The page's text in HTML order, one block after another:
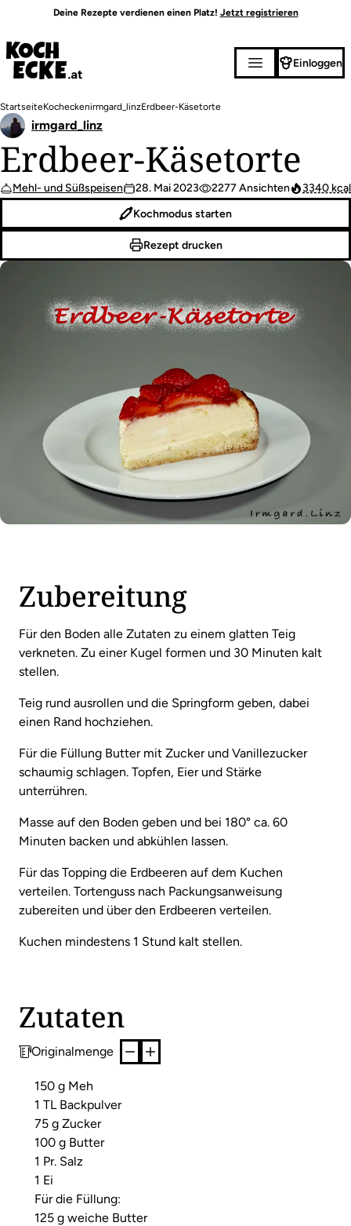
Inhalt
Deine Rezepte verdienen einen Platz! Jetzt registrieren
Einloggen
Pfadnavigation
StartseiteKocheckenirmgard_linzErdbeer-Käsetorte
Erdbeer-Käsetorte
Mehl- und Süßspeisen 28. Mai 2023 2277 Ansichten 3340 kcal
irmgard_linz
Kochmodus starten
Rezept drucken
Zubereitung
Für den Boden alle Zutaten zu einem glatten Teig
verkneten. Zu einer Kugel formen und 30 Minuten kalt
stellen.
Teig rund ausrollen und die Springform geben, dabei
einen Rand hochziehen.
Für die Füllung Butter mit Zucker und Vanillezucker
schaumig schlagen. Topfen, Eier und Stärke
unterrühren.
Masse auf den Boden geben und bei 180° ca. 60
Minuten backen und abkühlen lassen.
Für das Topping die Erdbeeren auf dem Kuchen
verteilen. Tortenguss nach Packungsanweisung
zubereiten und über den Erdbeeren verteilen.
Kuchen mindestens 1 Stund kalt stellen.
Zutaten
Originalmenge
150 g Meh
1 TL Backpulver
75 g Zucker
100 g Butter
1 Pr. Salz
1 Ei
Für die Füllung:
125 g weiche Butter